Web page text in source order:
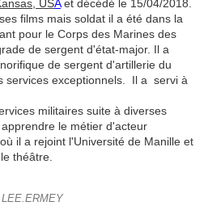
USA et décédé le 15/04/2018.
films mais soldat il a été dans la
pour le Corps des Marines des
de sergent d'état-major. Il a
de sergent d'artillerie du
services exceptionnels. Il a servi à
militaires suite à diverses
le métier d'acteur
il a rejoint l'Université de Manille et
théâtre.